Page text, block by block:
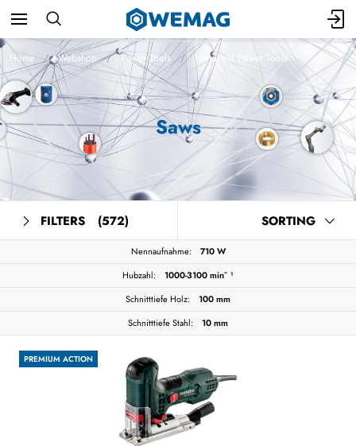
Home Webshop Power Tools Handheld Power Tools
Saws
FILTERS (572) SORTING
Nennaufnahme:
710 W
Hubzahl:
1000-3100 min⁻ ¹
Schnitttiefe Holz:
100 mm
Schnitttiefe Stahl:
10 mm
PREMIUM ACTION